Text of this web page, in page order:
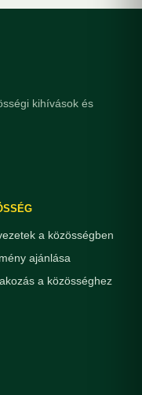
kihívások és
a közösségben
ajánlása
a közösséghez